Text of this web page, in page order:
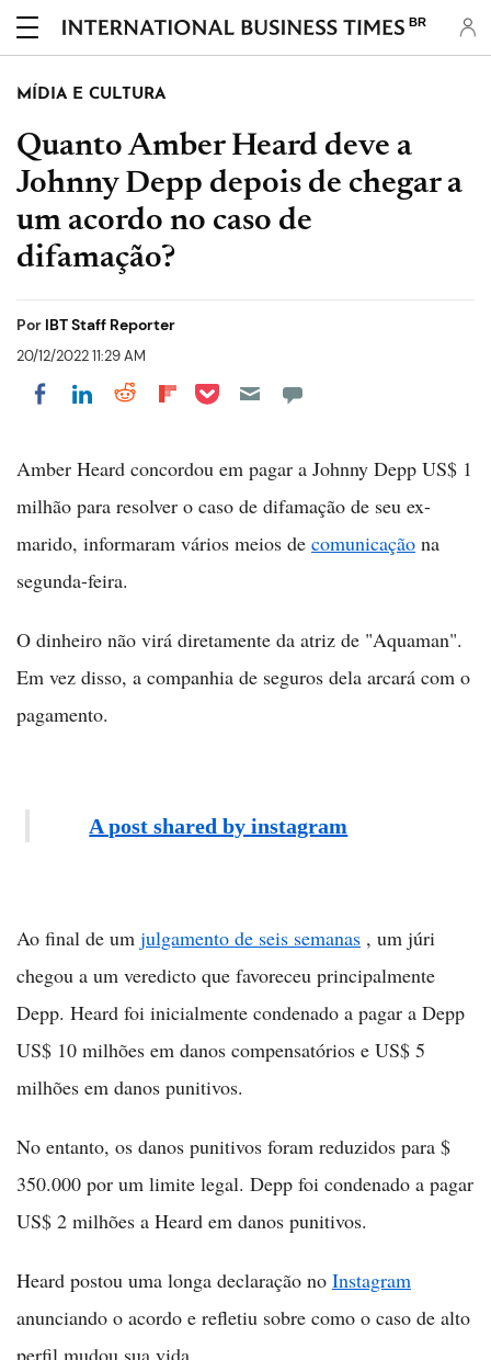
BR
MÍDIA E CULTURA
Quanto Amber Heard deve a
Johnny Depp depois de chegar a
um acordo no caso de
difamação?
Por IBT Staff Reporter
20/12/2022 11:29 AM
Share on Facebook
Share on LinkedIn
Share on Reddit
Share on Flipboard
Share on Pocket
Amber Heard concordou em pagar a Johnny Depp US$ 1
milhão para resolver o caso de difamação de seu ex-
marido, informaram vários meios de comunicação na
segunda-feira.
O dinheiro não virá diretamente da atriz de "Aquaman".
Em vez disso, a companhia de seguros dela arcará com o
pagamento.
A post shared by instagram
Ao final de um julgamento de seis semanas , um júri
chegou a um veredicto que favoreceu principalmente
Depp. Heard foi inicialmente condenado a pagar a Depp
US$ 10 milhões em danos compensatórios e US$ 5
milhões em danos punitivos.
No entanto, os danos punitivos foram reduzidos para $
350.000 por um limite legal. Depp foi condenado a pagar
US$ 2 milhões a Heard em danos punitivos.
Heard postou uma longa declaração no Instagram
anunciando o acordo e refletiu sobre como o caso de alto
perfil mudou sua vida.